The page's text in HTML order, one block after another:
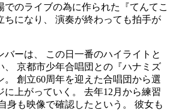
でのライブの為に作られた『てんてこ
ちになり、 演奏が終わっても拍手が
バーは、 この日一番のハイライトと
、 京都市少年合唱団との『ハナミズ
。 創立60周年を迎えた合唱団から選
に上がっていく。 去年12月から練習
身も映像で確認したという。 彼女も